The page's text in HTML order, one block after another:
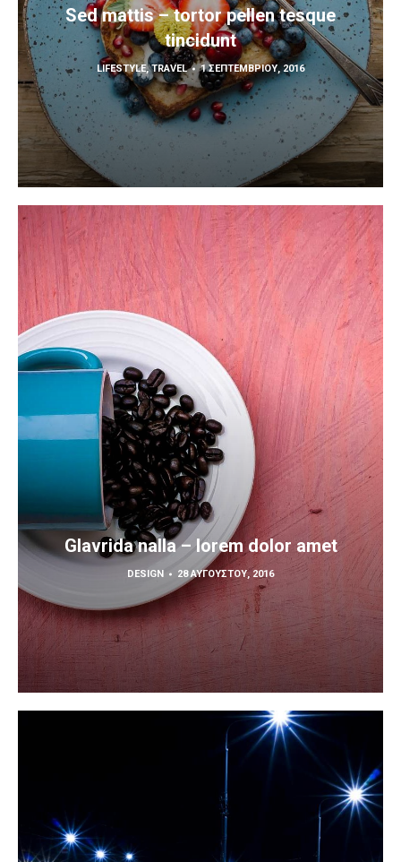
Sed mattis – tortor pellen tesque
tincidunt
LIFESTYLE,TRAVEL 1 ΣΕΠΤΕΜΒΡΊΟΥ, 2016
Glavrida nalla – lorem dolor amet
DESIGN 28 ΑΥΓΟΎΣΤΟΥ, 2016